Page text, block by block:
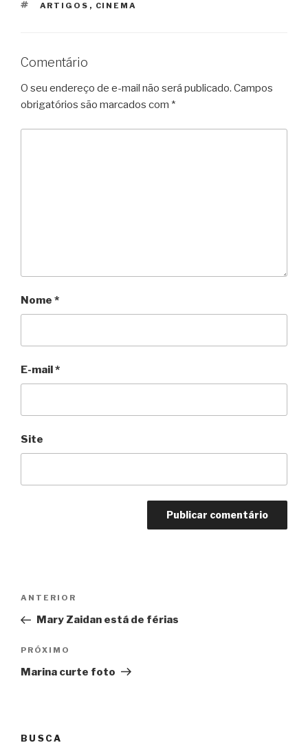
TAGS
ARTIGOS , CINEMA
Comentário
O seu endereço de e-mail não será publicado. Campos
obrigatórios são marcados com *
Nome *
E-mail*
Site
Post
Anterior
ANTERIOR
Mary Zaidan está de férias
Próximo
PRÓXIMO
Marina curte foto
BUSCA